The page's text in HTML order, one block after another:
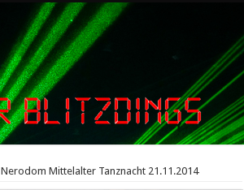
Nerodom Mittelalter Tanznacht 21.11.2014